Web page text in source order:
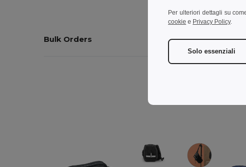
Bulk Orders
Per ulteriori dettagli su
cookie e Privacy Policy.
Solo essenziali